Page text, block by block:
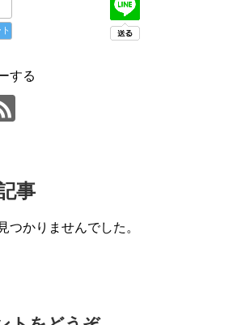
する
事
つかりませんでした。